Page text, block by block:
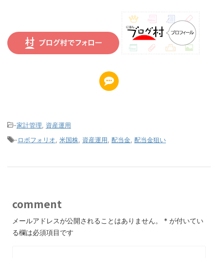
-家計管理
資産運用
-ロボフォリオ 米国株 資産運用 配当金 配当金狙い
comment
メールアドレスが公開されることはありません。 * が付いてい
る欄は必須項目です